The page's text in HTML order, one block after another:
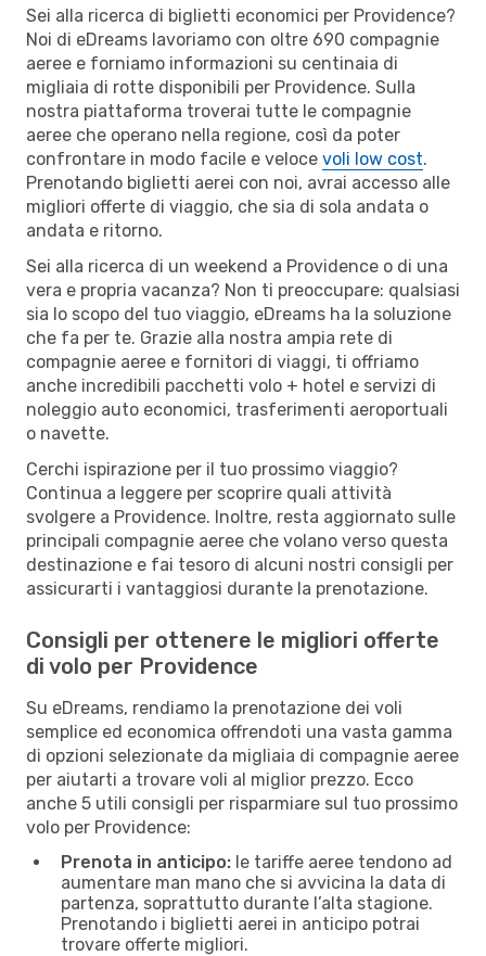
Sei alla ricerca di biglietti economici per Providence?
Noi di eDreams lavoriamo con oltre 690 compagnie
aeree e forniamo informazioni su centinaia di
migliaia di rotte disponibili per Providence. Sulla
nostra piattaforma troverai tutte le compagnie
aeree che operano nella regione, così da poter
confrontare in modo facile e veloce voli low cost.
Prenotando biglietti aerei con noi, avrai accesso alle
migliori offerte di viaggio, che sia di sola andata o
andata e ritorno.
Sei alla ricerca di un weekend a Providence o di una
vera e propria vacanza? Non ti preoccupare: qualsiasi
sia lo scopo del tuo viaggio, eDreams ha la soluzione
che fa per te. Grazie alla nostra ampia rete di
compagnie aeree e fornitori di viaggi, ti offriamo
anche incredibili pacchetti volo + hotel e servizi di
noleggio auto economici, trasferimenti aeroportuali
o navette.
Cerchi ispirazione per il tuo prossimo viaggio?
Continua a leggere per scoprire quali attività
svolgere a Providence. Inoltre, resta aggiornato sulle
principali compagnie aeree che volano verso questa
destinazione e fai tesoro di alcuni nostri consigli per
assicurarti i vantaggiosi durante la prenotazione.
Consigli per ottenere le migliori offerte
di volo per Providence
Su eDreams, rendiamo la prenotazione dei voli
semplice ed economica offrendoti una vasta gamma
di opzioni selezionate da migliaia di compagnie aeree
per aiutarti a trovare voli al miglior prezzo. Ecco
anche 5 utili consigli per risparmiare sul tuo prossimo
volo per Providence:
Prenota in anticipo: le tariffe aeree tendono ad
aumentare man mano che si avvicina la data di
partenza, soprattutto durante l’alta stagione.
Prenotando i biglietti aerei in anticipo potrai
trovare offerte migliori.